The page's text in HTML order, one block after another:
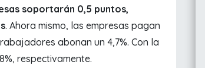
soportarán 0,5 puntos,
. Ahora mismo, las empresas pagan
abonan un 4,7%. Con la
respectivamente.